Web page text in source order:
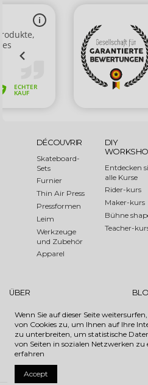
DÉCOUVRIR
Skateboard-
Sets
Furnier
Thin Air Press
Pressformen
Leim
Werkzeuge
und Zubehör
Apparel
DIY
Entdecken
alle Kurse
Rider-kurs
Maker-kurs
Bühne
Teacher-
ÜBER
Medien
Links
Sustainable Forest Initiative
Wenn Sie auf dieser Seite
von Cookies zu, um Ihnen auf Ihre
zu unterbreiten, um statistische
von Seiten in sozialen Netzwerken zu
erfahren
Accept